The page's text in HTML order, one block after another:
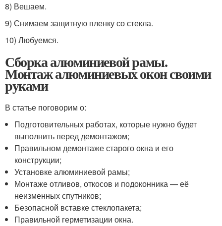
8) Вешаем.
9) Снимаем защитную пленку со стекла.
10) Любуемся.
Сборка алюминиевой рамы.
Монтаж алюминиевых окон своими
руками
В статье поговорим о:
Подготовительных работах, которые нужно будет
выполнить перед демонтажом;
Правильном демонтаже старого окна и его
конструкции;
Установке алюминиевой рамы;
Монтаже отливов, откосов и подоконника — её
неизменных спутников;
Безопасной вставке стеклопакета;
Правильной герметизации окна.